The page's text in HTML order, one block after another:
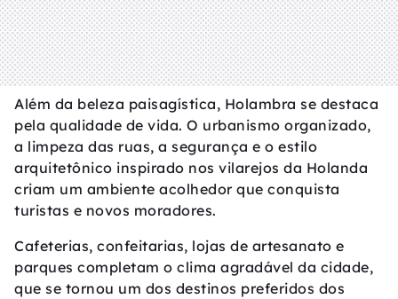
Além da beleza paisagística, Holambra se destaca
pela qualidade de vida. O urbanismo organizado,
a limpeza das ruas, a segurança e o estilo
arquitetônico inspirado nos vilarejos da Holanda
criam um ambiente acolhedor que conquista
turistas e novos moradores.
Cafeterias, confeitarias, lojas de artesanato e
parques completam o clima agradável da cidade,
que se tornou um dos destinos preferidos dos